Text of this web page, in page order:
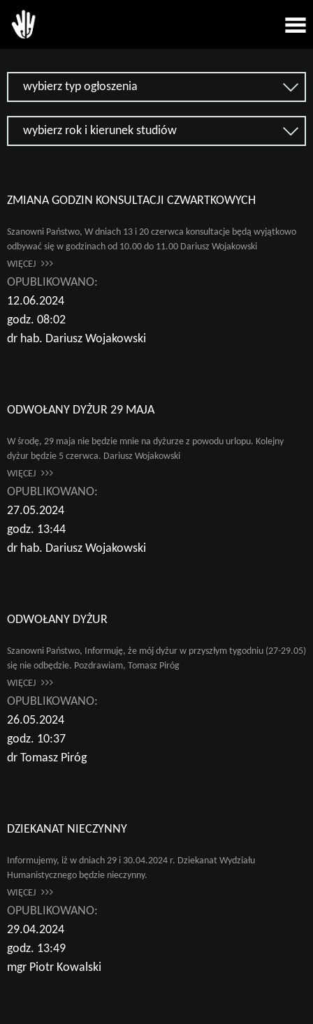
wybierz typ ogłoszenia
wybierz rok i kierunek studiów
ZMIANA GODZIN KONSULTACJI CZWARTKOWYCH
Szanowni Państwo, W dniach 13 i 20 czerwca konsultacje będą wyjątkowo
odbywać się w godzinach od 10.00 do 11.00 Dariusz Wojakowski
WIĘCEJ
OPUBLIKOWANO:
12.06.2024
godz. 08:02
dr hab. Dariusz Wojakowski
ODWOŁANY DYŻUR 29 MAJA
W środę, 29 maja nie będzie mnie na dyżurze z powodu urlopu. Kolejny
dyżur będzie 5 czerwca. Dariusz Wojakowski
WIĘCEJ
OPUBLIKOWANO:
27.05.2024
godz. 13:44
dr hab. Dariusz Wojakowski
ODWOŁANY DYŻUR
Szanowni Państwo, Informuję, że mój dyżur w przyszłym tygodniu (27-29.05)
się nie odbędzie. Pozdrawiam, Tomasz Piróg
WIĘCEJ
OPUBLIKOWANO:
26.05.2024
godz. 10:37
dr Tomasz Piróg
DZIEKANAT NIECZYNNY
Informujemy, iż w dniach 29 i 30.04.2024 r. Dziekanat Wydziału
Humanistycznego będzie nieczynny.
WIĘCEJ
OPUBLIKOWANO:
29.04.2024
godz. 13:49
mgr Piotr Kowalski